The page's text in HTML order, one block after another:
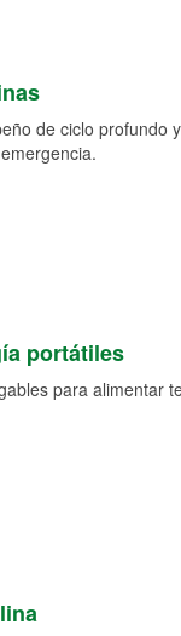
de ciclo profundo
portátiles
para alimentar